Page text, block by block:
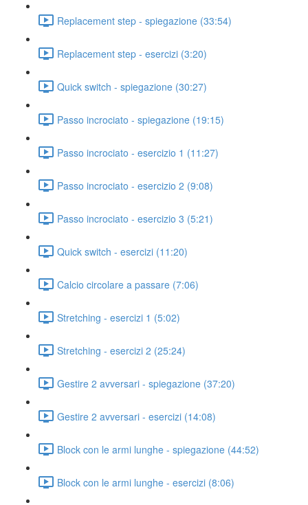
Replacement step - spiegazione (33:54)
Replacement step - esercizi (3:20)
Quick switch - spiegazione (30:27)
Passo incrociato - spiegazione (19:15)
Passo incrociato - esercizio 1 (11:27)
Passo incrociato - esercizio 2 (9:08)
Passo incrociato - esercizio 3 (5:21)
Quick switch - esercizi (11:20)
Calcio circolare a passare (7:06)
Stretching - esercizi 1 (5:02)
Stretching - esercizi 2 (25:24)
Gestire 2 avversari - spiegazione (37:20)
Gestire 2 avversari - esercizi (14:08)
Block con le armi lunghe - spiegazione (44:52)
Block con le armi lunghe - esercizi (8:06)